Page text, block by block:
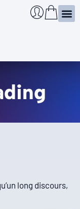
long discours,